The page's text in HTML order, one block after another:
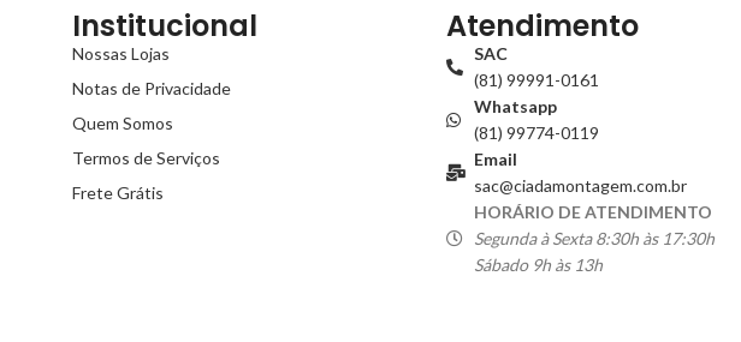
Institucional
Nossas Lojas
Notas de Privacidade
Quem Somos
Termos de Serviços
Frete Grátis
Atendimento
SAC
(81) 99991-0161
Whatsapp
(81) 99774-0119
Email
sac@ciadamontagem.com.br
HORÁRIO DE ATENDIMENTO
Segunda à Sexta 8:30h às 17:30h
Sábado 9h às 13h